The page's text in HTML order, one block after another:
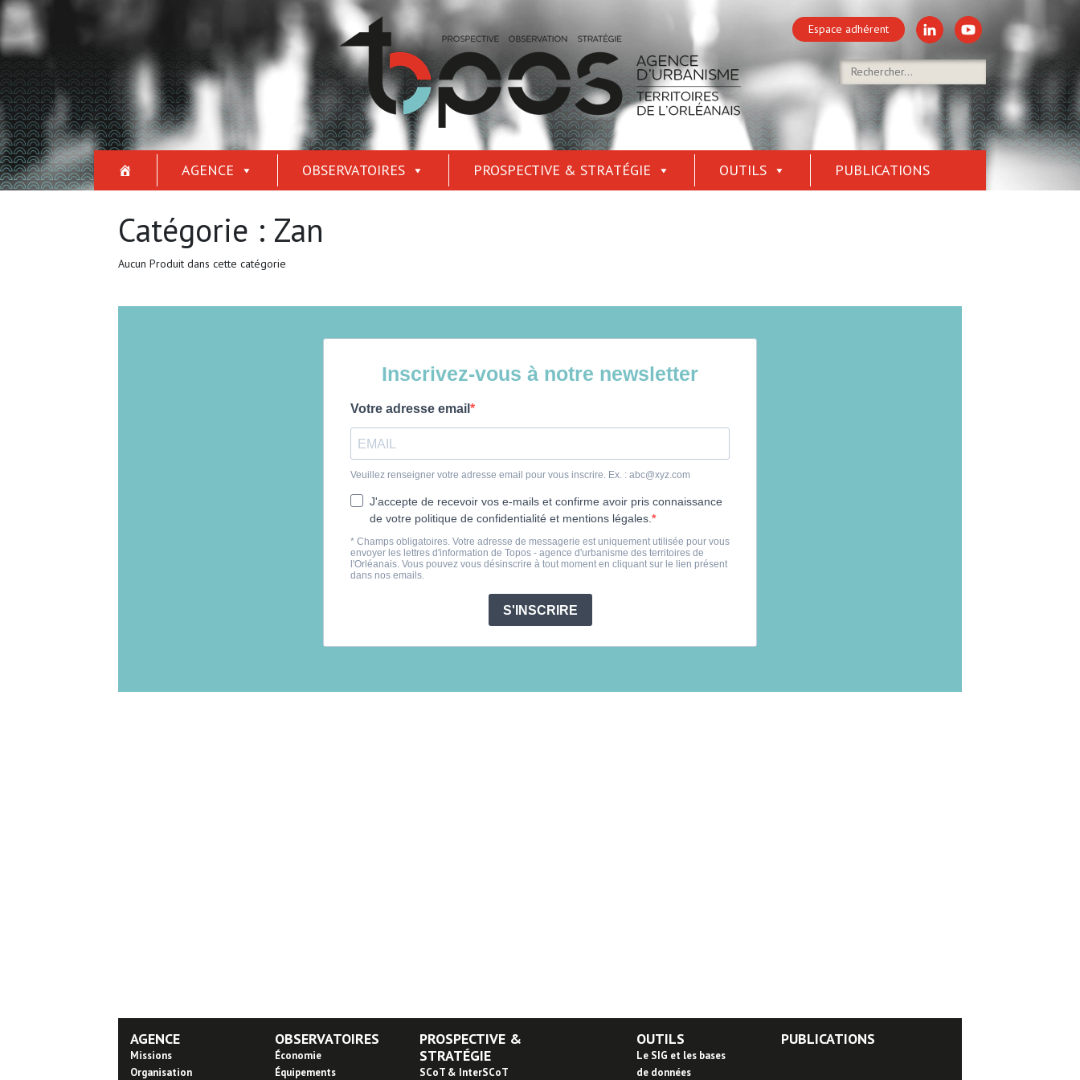
Espace adhérent
AGENCE OBSERVATOIRES PROSPECTIVE & STRATÉGIE OUTILS PUBLICATIONS
Catégorie : Zan
Aucun Produit dans cette catégorie
AGENCE
Missions
Organisation
OBSERVATOIRES
Économie
Équipements
PROSPECTIVE &
STRATÉGIE
SCoT & InterSCoT
OUTILS
Le SIG et les bases
de données
PUBLICATIONS